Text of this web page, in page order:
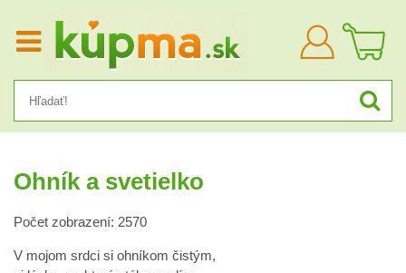
Prihlásiť
sa
Ohník a svetielko
Počet zobrazení: 2570
V mojom srdci si ohníkom čistým,